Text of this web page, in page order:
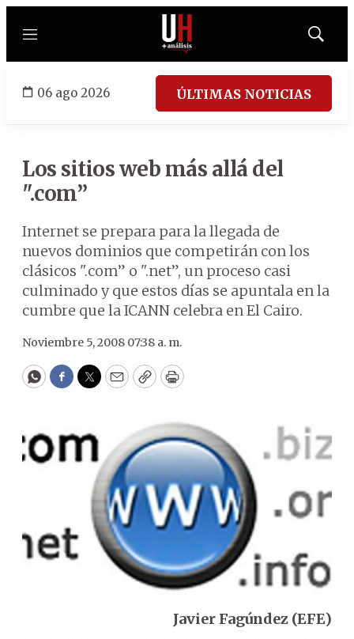
Menú
Mostrar
06 ago 2026 ÚLTIMAS NOTICIAS
Los sitios web más allá del
".com”
Internet se prepara para la llegada de
nuevos dominios que competirán con los
clásicos ".com” o ".net”, un proceso casi
culminado y que estos días se apuntala en la
cumbre que la ICANN celebra en El Cairo.
Noviembre 5, 2008 07:38 a. m.
WhatsApp
Facebook
Twitter
EmailCopyPrint
Javier Fagúndez (EFE)